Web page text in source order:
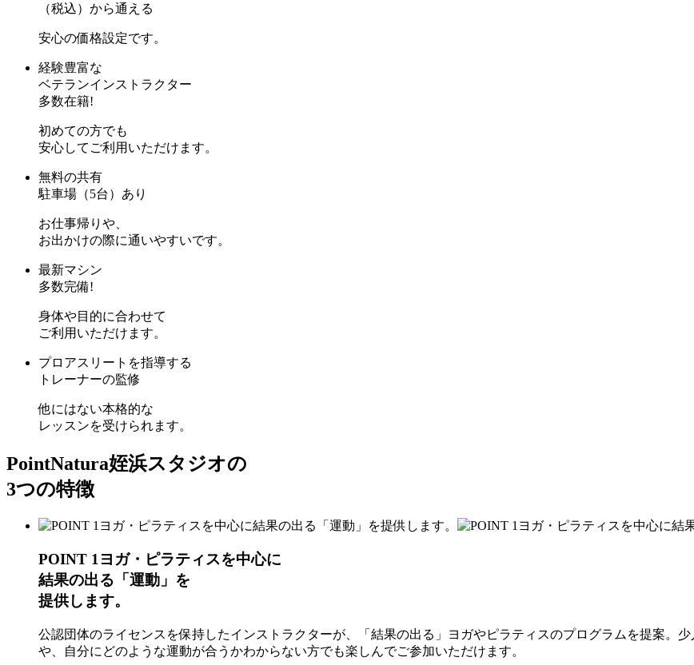
（税込）から通える
安心の価格設定です。
経験豊富な
ベテランインストラクター
多数在籍!
初めての方でも
安心してご利用いただけます。
無料の共有
駐車場 （5台） あり
お仕事帰りや、
お出かけの際に通いやすいです。
最新マシン
多数完備!
身体や目的に合わせて
ご利用いただけます。
プロアスリートを指導する
トレーナーの監修
他にはない本格的な
レッスンを受けられます。
PointNatura姪浜スタジオの
3つの特徴
POINT 1ヨガ・ピラティスを中心に
結果の出る「運動」 を
提供します。
公認団体のライセンスを保持したインストラクターが、「結果の出る」ヨガやピラティスのプログラムを提案。
や、自分にどのような運動が合うかわからない方でも楽しんでご参加いただけます。